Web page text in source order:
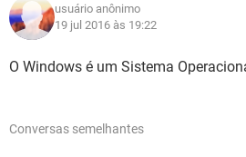
usuário anônimo
19 jul 2016 às 19:22
O Windows é um Sistema
Conversas semelhantes